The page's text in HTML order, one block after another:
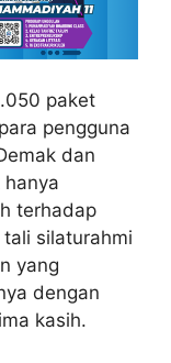
paket
pengguna
dan
terhadap
silaturahmi
yang
dengan
kasih.